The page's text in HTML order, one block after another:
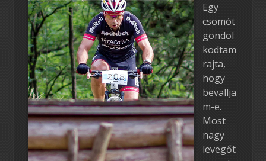
Egy
csomót
gondol
kodtam
rajta,
hogy
bevallja
m-e.
Most
nagy
levegőt